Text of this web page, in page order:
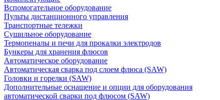
Вспомогательное оборудование
Пульты дистанционного управления
Транспортные тележки
Сушильное оборудование
Термопеналы и печи для прокалки электродов
Бункеры для хранения флюсов
Автоматическое оборудование
Автоматическая сварка под слоем флюса (SAW)
Головки и горелки (SAW)
Дополнительные оснащение и опции для оборудования
автоматической сварки под флюсом (SAW)